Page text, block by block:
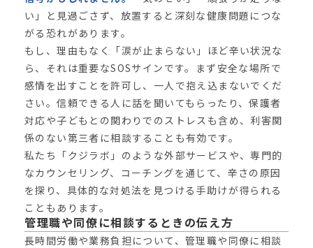
い」と見過ごさず、放置すると深刻な健康問題につな
がる恐れがあります。
もし、理由もなく「涙が止まらない」ほど辛い状況な
ら、それは重要なSOSサインです。まず安全な場所で
感情を出すことを許可し、一人で抱え込まないでくだ
さい。信頼できる人に話を聞いてもらったり、保護者
対応や子どもとの関わりでのストレスも含め、利害関
係のない第三者に相談することも有効です。
私たち「クジラボ」のような外部サービスや、専門的
なカウンセリング、コーチングを通じて、辛さの原因
を探り、具体的な対処法を見つける手助けが得られる
こともあります。
管理職や同僚に相談するときの伝え方
長時間労働や業務負担について、管理職や同僚に相談